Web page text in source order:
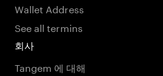
Wallet Address
See all termins
회사
Tangem 에 대해